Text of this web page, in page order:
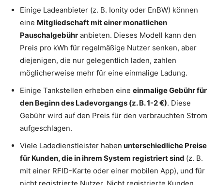
Einige Ladeanbieter (z. B. Ionity oder EnBW) können
eine Mitgliedschaft mit einer monatlichen
Pauschalgebühr anbieten. Dieses Modell kann den
Preis pro kWh für regelmäßige Nutzer senken, aber
diejenigen, die nur gelegentlich laden, zahlen
möglicherweise mehr für eine einmalige Ladung.
Einige Tankstellen erheben eine einmalige Gebühr für
den Beginn des Ladevorgangs (z. B. 1-2 €). Diese
Gebühr wird auf den Preis für den verbrauchten Strom
aufgeschlagen.
Viele Ladedienstleister haben unterschiedliche Preise
für Kunden, die in ihrem System registriert sind (z. B.
mit einer RFID-Karte oder einer mobilen App), und für